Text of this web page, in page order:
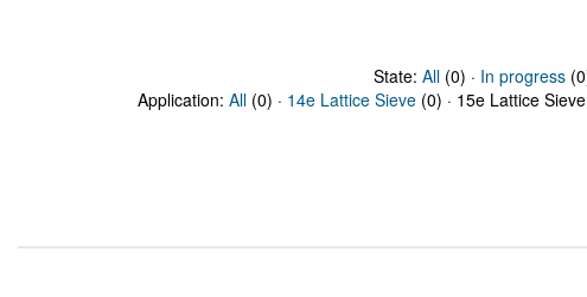
State: All(0) · In progress
Application: All (0) · 14e Lattice Sieve (0) · 15e Lattice